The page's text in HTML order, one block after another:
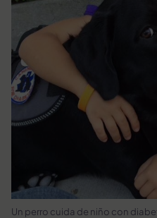
Un perro cuida de niño con